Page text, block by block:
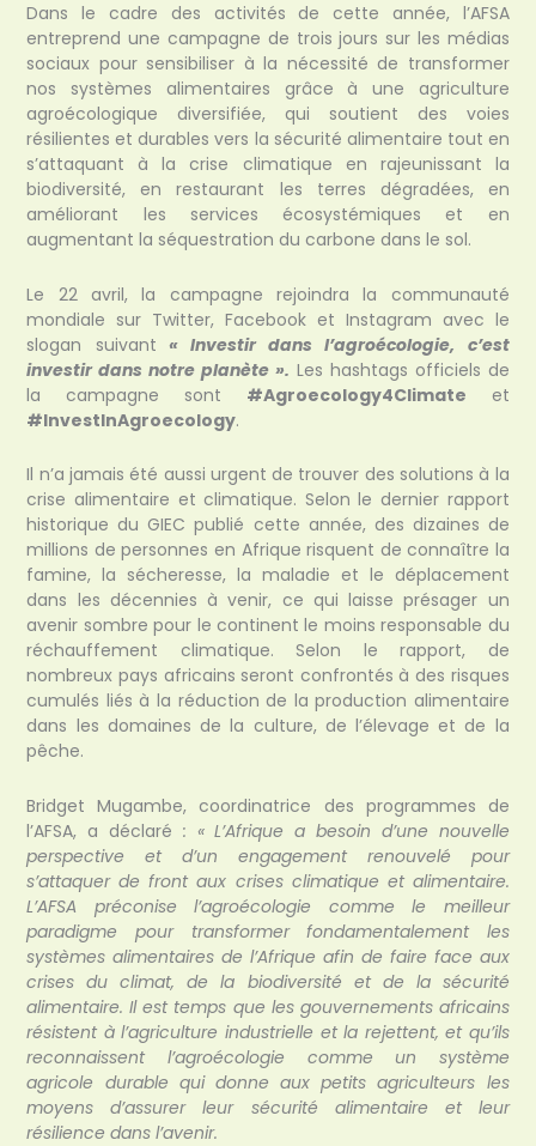
Dans le cadre des activités de cette année, l’AFSA
entreprend une campagne de trois jours sur les médias
sociaux pour sensibiliser à la nécessité de transformer
nos systèmes alimentaires grâce à une agriculture
agroécologique diversifiée, qui soutient des voies
résilientes et durables vers la sécurité alimentaire tout en
s’attaquant à la crise climatique en rajeunissant la
biodiversité, en restaurant les terres dégradées, en
améliorant les services écosystémiques et en
augmentant la séquestration du carbone dans le sol.
Le 22 avril, la campagne rejoindra la communauté
mondiale sur Twitter, Facebook et Instagram avec le
slogan suivant « Investir dans l’agroécologie, c’est
investir dans notre planète ». Les hashtags officiels de
la campagne sont #Agroecology4Climate et
#InvestInAgroecology.
Il n’a jamais été aussi urgent de trouver des solutions à la
crise alimentaire et climatique. Selon le dernier rapport
historique du GIEC publié cette année, des dizaines de
millions de personnes en Afrique risquent de connaître la
famine, la sécheresse, la maladie et le déplacement
dans les décennies à venir, ce qui laisse présager un
avenir sombre pour le continent le moins responsable du
réchauffement climatique. Selon le rapport, de
nombreux pays africains seront confrontés à des risques
cumulés liés à la réduction de la production alimentaire
dans les domaines de la culture, de l’élevage et de la
pêche.
Bridget Mugambe, coordinatrice des programmes de
l’AFSA, a déclaré : « L’Afrique a besoin d’une nouvelle
perspective et d’un engagement renouvelé pour
s’attaquer de front aux crises climatique et alimentaire.
L’AFSA préconise l’agroécologie comme le meilleur
paradigme pour transformer fondamentalement les
systèmes alimentaires de l’Afrique afin de faire face aux
crises du climat, de la biodiversité et de la sécurité
alimentaire. Il est temps que les gouvernements africains
résistent à l’agriculture industrielle et la rejettent, et qu’ils
reconnaissent l’agroécologie comme un système
agricole durable qui donne aux petits agriculteurs les
moyens d’assurer leur sécurité alimentaire et leur
résilience dans l’avenir.